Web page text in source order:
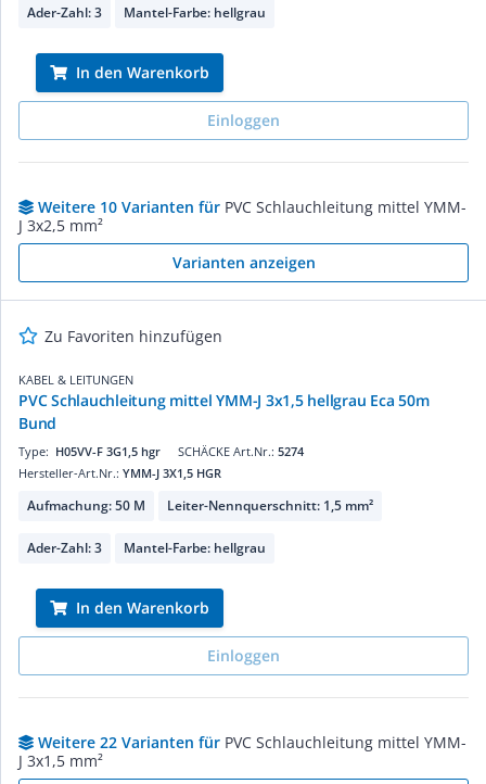
Ader-Zahl: 3 Mantel-Farbe: hellgrau
In den Warenkorb
Einloggen
Weitere 10 Varianten für PVC Schlauchleitung mittel YMM-
J 3x2,5 mm²
Varianten anzeigen
Zu Favoriten hinzufügen
KABEL & LEITUNGEN
PVC Schlauchleitung mittel YMM-J 3x1,5 hellgrau Eca 50m
Bund
SCHÄCKE Art.Nr.: 5274
Type: H05VV-F 3G1,5 hgr
Hersteller-Art.Nr.: YMM-J 3X1,5 HGR
Aufmachung: 50 M Leiter-Nennquerschnitt: 1,5 mm²
Ader-Zahl: 3 Mantel-Farbe: hellgrau
In den Warenkorb
Einloggen
Weitere 22 Varianten für PVC Schlauchleitung mittel YMM-
J 3x1,5 mm²